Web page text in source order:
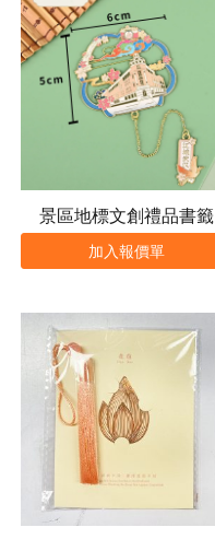
景區地標文創禮品書籤
加入報價單